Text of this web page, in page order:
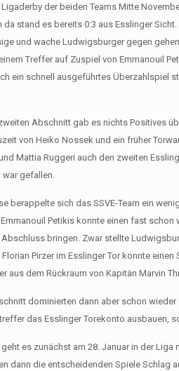
der beiden Teams Mitte
da stand es bereits 0:3 aus Esslinger
und wache Ludwigsburger gegen
Treffer auf Zuspiel von Emmanouil
ein schnell ausgeführtes Überzahlspiel
Abschnitt gab es nichts Positives
von Heiko Nossek und ein früher
Mattia Ruggeri auch den zweiten
war gefallen.
berappelte sich das SSVE-Team ein
Petikis konnte einen fast
bringen. Zwar stellte
Florian Pirzer im Esslinger Tor konnte
aus dem Rückraum von Kapitän Marvin
dominierten dann aber schon
das Esslinger Torekonto ausbauen,
geht es zunächst am 28. Januar in der
dann die entscheidenden Spiele Schlag